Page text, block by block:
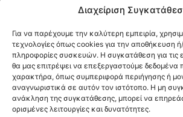
Διαχείριση
Για να παρέχουμε την καλύτερη εμπειρία,
τεχνολογίες όπως cookies για την αποθήκευση
πληροφορίες συσκευών. Η συγκατάθεση για τις
θα μας επιτρέψει να επεξεργαστούμε δεδομένα
χαρακτήρα, όπως συμπεριφορά περιήγησης ή
αναγνωριστικά σε αυτόν τον ιστότοπο. Η μη
ανάκληση της συγκατάθεσης, μπορεί να
ορισμένες λειτουργίες και δυνατότητες.
Επικοινωνία:
ΑΚΟΛΟΥΘΗΣΕ